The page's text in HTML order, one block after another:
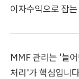
이자수익으로 잡
MMF 관리는 '늘
처리'가 핵심입니